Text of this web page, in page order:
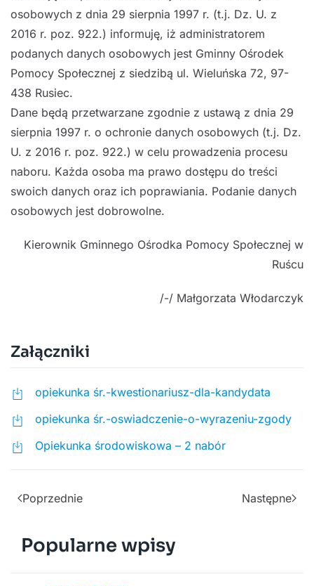
osobowych z dnia 29 sierpnia 1997 r. (t.j. Dz. U. z
2016 r. poz. 922.) informuję, iż administratorem
podanych danych osobowych jest Gminny Ośrodek
Pomocy Społecznej z siedzibą ul. Wieluńska 72, 97-
438 Rusiec.
Dane będą przetwarzane zgodnie z ustawą z dnia 29
sierpnia 1997 r. o ochronie danych osobowych (t.j. Dz.
U. z 2016 r. poz. 922.) w celu prowadzenia procesu
naboru. Każda osoba ma prawo dostępu do treści
swoich danych oraz ich poprawiania. Podanie danych
osobowych jest dobrowolne.
Kierownik Gminnego Ośrodka Pomocy Społecznej w
Ruścu
/-/ Małgorzata Włodarczyk
Załączniki
opiekunka śr.-kwestionariusz-dla-kandydata
opiekunka śr.-oswiadczenie-o-wyrazeniu-zgody
Opiekunka środowiskowa – 2 nabór
Poprzednie Następne
Popularne wpisy